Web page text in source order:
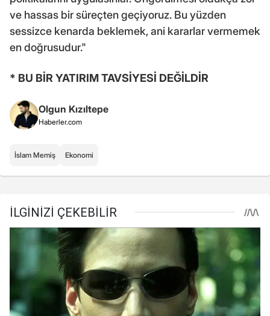
ve hassas bir süreçten geçiyoruz. Bu yüzden
sessizce kenarda beklemek, ani kararlar vermemek
en doğrusudur."
* BU BİR YATIRIM TAVSİYESİ DEĞİLDİR
Olgun Kızıltepe
Haberler.com
İslam Memiş Ekonomi